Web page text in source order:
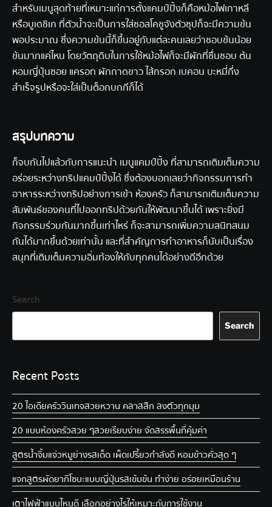
สำหรับเมนูสุดท้ายที่เหมาะแก่การตั้งแคมป์ปิ้งก็คือหม้อไฟเกาหลี
หรือบูเดชิเก ที่ตัวน้ำจะเป็นการใส่ซอสโคชูจังตัวซุปก็จะมีความข้น
พอประมาณ ซึ่งความข้นนี้ก็ขึ้นอยู่กับแต่ละคนเลยว่าชอบข้นน้อย
ข้นมากแค่ไหน โดยวัตถุดิบในการใช้หม้อไฟก็จะมีผักที่ชื่นชอบ ต้น
หอมญี่ปุ่นซอย แครอท ผักกาดขาว ไส้กรอก เบคอน บะหมี่กึ่ง
สำเร็จรูปหรือจะใส่เป็นต็อกบกกีก็ได้
สรุปบทความ
ก็จบกันไปแล้วกับการแนะนำ เมนูแคมป์ปิ้ง ที่สามารถเติมเต็มความ
อร่อยระหว่างทริปแคมป์ปิ้งได้ ซึ่งต้องบอกเลยว่ากิจกรรมการทำ
อาหารระหว่างทริปอย่างการเข้า ห้องครัวก็สามารถเติมเต็มความ
สัมพันธ์ของคนที่ไปออกทริปด้วยกันให้พัฒนาขึ้นได้ เพราะยิ่งมี
กิจกรรมร่วมกันมากขึ้นเท่าไหร่ ก็จะสามารถเพิ่มความสนิทสนม
กันได้มากขึ้นด้วยเท่านั้น และที่สำคัญการทำอาหารก็นับเป็นเรื่อง
สนุกที่เติมเต็มความอิ่มท้องให้กับทุกคนได้อย่างดีอีกด้วย
Search
Search
Recent Posts
20 ไอเดียครัววินเทจ สวยหวาน คลาสสิก ลงตัวทุกมุม
20 แบบห้องครัวสวย ๆ สวยเรียบง่าย จัดสรรพื้นที่คุ้มค่า
สูตรน้ำจิ้มแจ่วหมูย่าง รสเด็ด เผ็ดเปรี้ยวกำลังดี หอมข้าวคั่วสุด ๆ
แจกสูตรผัดยากิโซบะแบบญี่ปุ่น รสเข้มข้น ทำง่าย อร่อยเหมือนร้าน
เตาไฟฟ้าแบบไหนดี เลือกอย่างไรให้เหมาะกับการใช้งาน